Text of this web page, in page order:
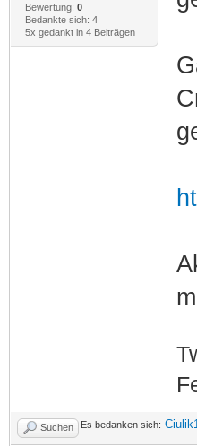
Bewertung: 0
Bedankte sich: 4
5x gedankt in 4 Beiträgen
Suchen Es bedanken sich: